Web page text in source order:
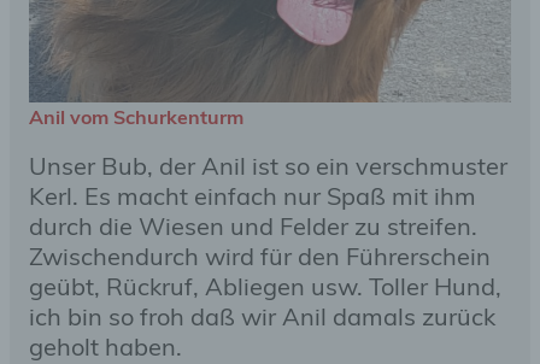
Anil vom Schurkenturm
Unser Bub, der Anil ist so ein verschmuster
Kerl. Es macht einfach nur Spaß mit ihm
durch die Wiesen und Felder zu streifen.
Zwischendurch wird für den Führerschein
geübt, Rückruf, Abliegen usw. Toller Hund,
ich bin so froh daß wir Anil damals zurück
geholt haben.